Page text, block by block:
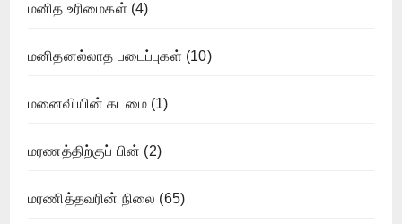
மனித உரிமைகள் (4)
மனிதனல்லாத படைப்புகள் (10)
மனைவியின் கடமை(1)
மரணத்திற்குப் பின் (2)
மரணித்தவரின் நிலை (65)